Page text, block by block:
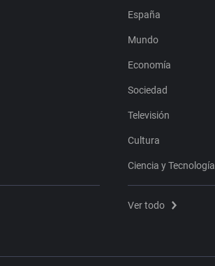
España
Mundo
Economía
Sociedad
Televisión
Cultura
Ciencia y Tecnología
Ver todo